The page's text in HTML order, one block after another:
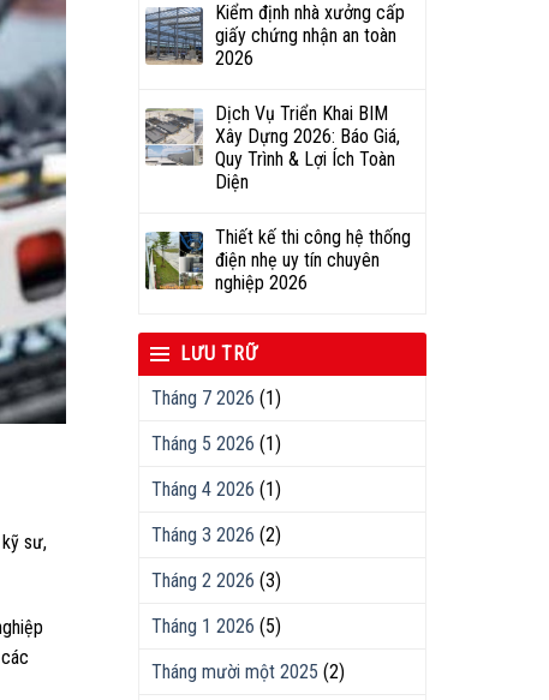
sư,
Kiểm định nhà xưởng cấp
giấy chứng nhận an toàn
2026
Dịch Vụ Triển Khai BIM
Xây Dựng 2026: Báo Giá,
Quy Trình & Lợi Ích Toàn
Diện
Thiết kế thi công hệ thống
điện nhẹ uy tín chuyên
nghiệp 2026
LƯU TRỮ
Tháng 7 2026 (1)
Tháng 5 2026 (1)
Tháng 4 2026 (1)
Tháng 3 2026 (2)
Tháng 2 2026 (3)
Tháng 1 2026 (5)
Tháng mười một 2025 (2)